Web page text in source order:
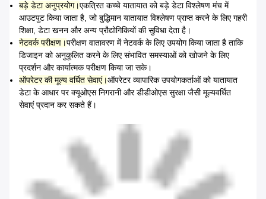
बड़े डेटा अनुप्रयोग।एकत्रित कच्चे यातायात को बड़े डेटा विश्लेषण मंच में
आउटपुट किया जाता है, जो बुद्धिमान यातायात विश्लेषण प्राप्त करने के लिए गहरी
शिक्षा, डेटा खनन और अन्य प्रौद्योगिकियों की सुविधा देता है।
नेटवर्क परीक्षण।परीक्षण वातावरण में नेटवर्क के लिए उपयोग किया जाता है ताकि
डिजाइन को अनुकूलित करने के लिए संभावित समस्याओं को खोजने के लिए
प्रदर्शन और कार्यात्मक परीक्षण किया जा सके।
ऑपरेटर की मूल्य वर्धित सेवाएं।ऑपरेटर व्यापारिक उपयोगकर्ताओं को यातायात
डेटा के आधार पर क्यूओएस निगरानी और डीडीओएस सुरक्षा जैसी मूल्यवर्धित
सेवाएं प्रदान कर सकते हैं।